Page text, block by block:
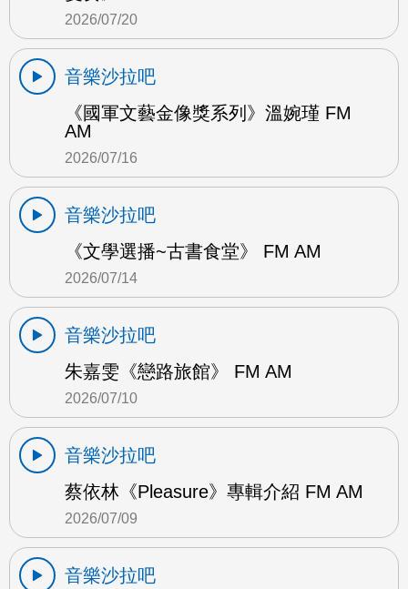
2026/07/20
音樂沙拉吧
《國軍文藝金像獎系列》溫婉瑾 FM
AM
2026/07/16
音樂沙拉吧
《文學選播~古書食堂》 FM AM
2026/07/14
音樂沙拉吧
朱嘉雯《戀路旅館》 FM AM
2026/07/10
音樂沙拉吧
蔡依林《Pleasure》專輯介紹 FM AM
2026/07/09
音樂沙拉吧